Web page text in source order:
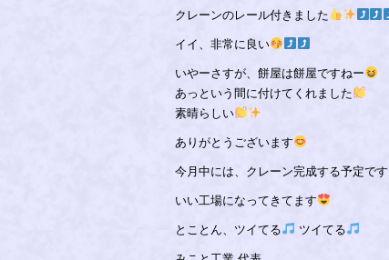
クレーンのレール付きました
イイ、非常に良い
いやーさすが、餅屋は餅屋ですねー
あっという間に付けてくれました
素晴らしい
ありがとうございます
今月中には、クレーン完成する予定です
いい工場になってきてます
とことん、ツイてる ツイてる